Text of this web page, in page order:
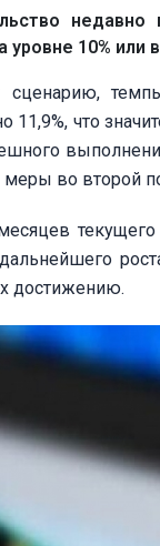
уровне 10% или
сценарию,
11,9%, что
во второй
достижению.